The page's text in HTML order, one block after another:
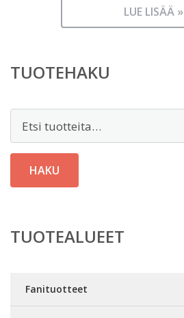
LUE LISÄÄ »
TUOTEHAKU
HAKU
TUOTEALUEET
Fanituotteet